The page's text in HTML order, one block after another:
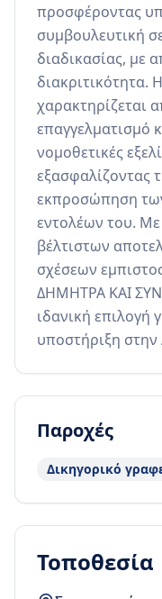
προσφέροντας
συμβουλευτική
διαδικασίας, με
διακριτικότητα.
χαρακτηρίζεται
επαγγελματισμό
νομοθετικές
εξασφαλίζοντας
εκπροσώπηση
εντολέων του.
βέλτιστων
σχέσεων
ΔΗΜΗΤΡΑ ΚΑΙ
ιδανική επιλογή
υποστήριξη
Παροχές
Δικηγορικό
Τοποθεσία